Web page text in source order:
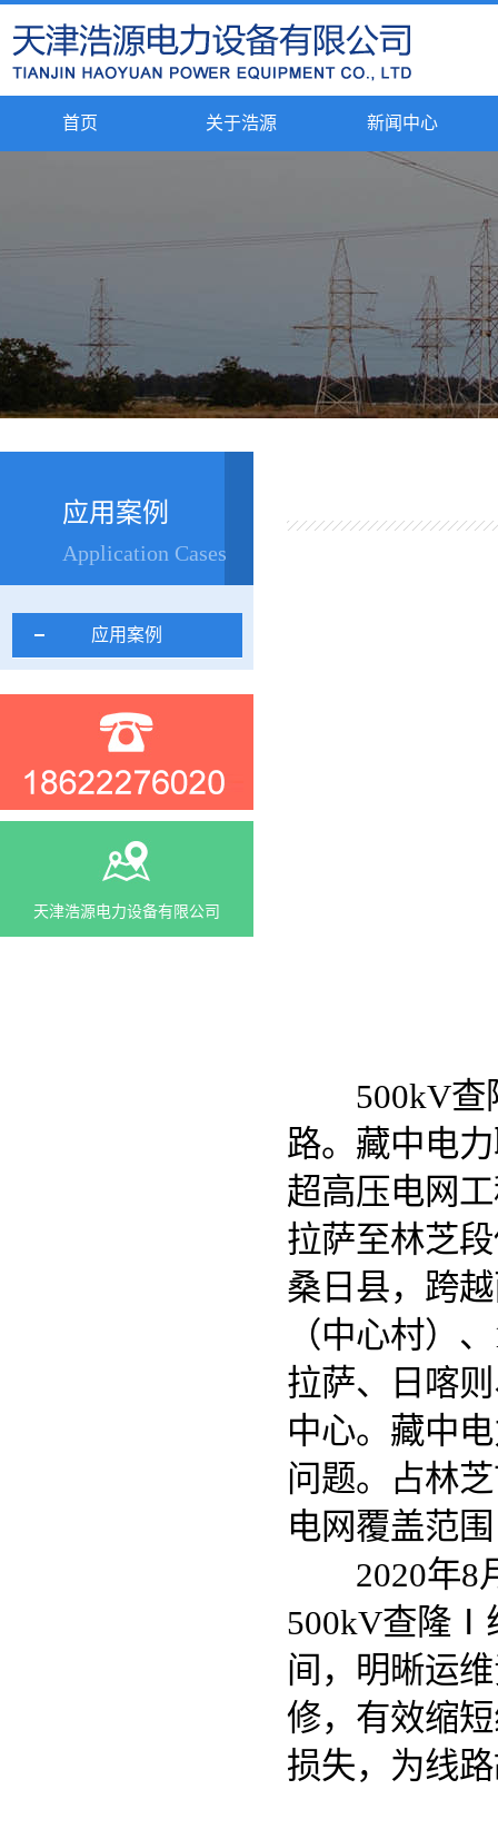
首页 关于浩源 新闻中心
应用案例
Application Cases
应用案例
天津浩源电力设备有限公司
500kV查隆
路。藏中电
超高压电网
拉萨至林芝
桑日县，跨
（中心村）
拉萨、日喀
中心。藏中
问题。占林
电网覆盖范
2020年8月
500kV查隆Ⅰ
间，明晰运
修，有效缩
损失，为线